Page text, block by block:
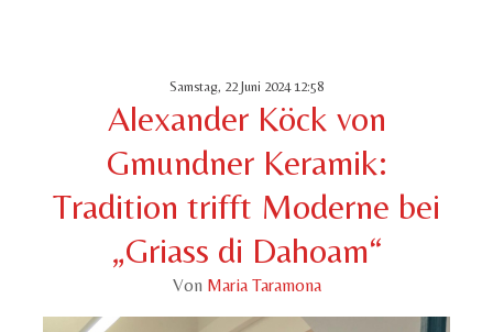
Samstag, 22 Juni 2024 12:58
Alexander Köck von
Gmundner Keramik:
Tradition trifft Moderne bei
„Griass di Dahoam“
Von Maria Taramona